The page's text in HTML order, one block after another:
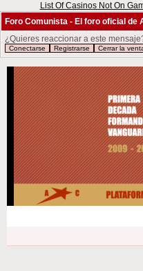
List Of Casinos Not On
Foro Comunista - El foro oficial de
¿Quieres reaccionar a este